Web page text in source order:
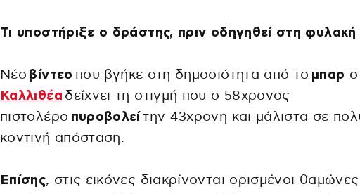
Τι υποστήριξε ο δράστης, πριν οδηγηθεί στη φυλακή
Νέο βίντεο που βγήκε στη δημοσιότητα από το μπαρ
Καλλιθέα δείχνει τη στιγμή που ο 58χρονος
πιστολέρο πυροβολεί την 43χρονη και μάλιστα σε
κοντινή απόσταση.
Επίσης, στις εικόνες διακρίνονται ορισμένοι